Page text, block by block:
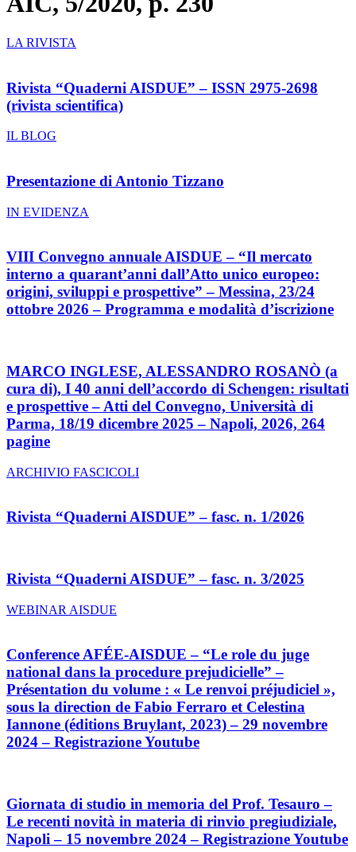
LA RIVISTA
Rivista “Quaderni AISDUE” – ISSN 2975-2698
(rivista scientifica)
IL BLOG
Presentazione di Antonio Tizzano
IN EVIDENZA
VIII Convegno annuale AISDUE – “Il mercato
interno a quarant’anni dall’Atto unico europeo:
origini, sviluppi e prospettive” – Messina, 23/24
ottobre 2026 – Programma e modalità d’iscrizione
MARCO INGLESE, ALESSANDRO ROSANÒ (a
cura di), I 40 anni dell’accordo di Schengen: risultati
e prospettive – Atti del Convegno, Università di
Parma, 18/19 dicembre 2025 – Napoli, 2026, 264
pagine
ARCHIVIO FASCICOLI
Rivista “Quaderni AISDUE” – fasc. n. 1/2026
Rivista “Quaderni AISDUE” – fasc. n. 3/2025
WEBINAR AISDUE
Conference AFÉE-AISDUE – “Le role du juge
national dans la procedure prejudicielle” –
Présentation du volume : « Le renvoi préjudiciel »,
sous la direction de Fabio Ferraro et Celestina
Iannone (éditions Bruylant, 2023) – 29 novembre
2024 – Registrazione Youtube
Giornata di studio in memoria del Prof. Tesauro –
Le recenti novità in materia di rinvio pregiudiziale,
Napoli – 15 novembre 2024 – Registrazione Youtube